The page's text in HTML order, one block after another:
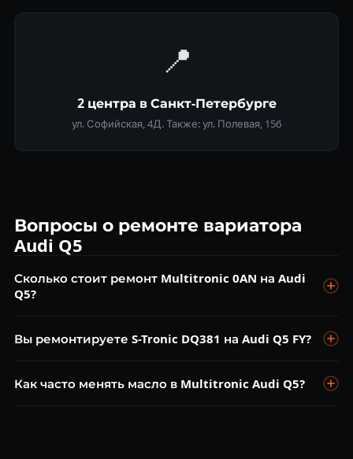
📍
2 центра в Санкт-Петербурге
ул. Софийская, 4Д. Также: ул. Полевая, 15б
Вопросы о ремонте вариатора
Audi Q5
Сколько стоит ремонт Multitronic 0AN на Audi
Q5?
клапанного блока от 22 000 ₽, замена ремня CVT от 45 000
Вы ремонтируете S-Tronic DQ381 на Audi Q5 FY?
адаптация — всё. Диагностика бесплатна.
Как часто менять масло в Multitronic Audi Q5?